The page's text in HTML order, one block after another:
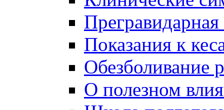
Прегравидарная
Показания к
Обезболивание
О полезном